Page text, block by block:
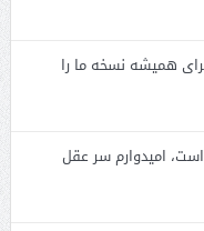
همیشه نسخه ما را
امیدوارم سر عقل